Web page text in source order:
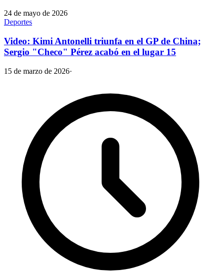
24 de mayo de 2026
Deportes
Video: Kimi Antonelli triunfa en el GP de China;
Sergio "Checo" Pérez acabó en el lugar 15
15 de marzo de 2026·